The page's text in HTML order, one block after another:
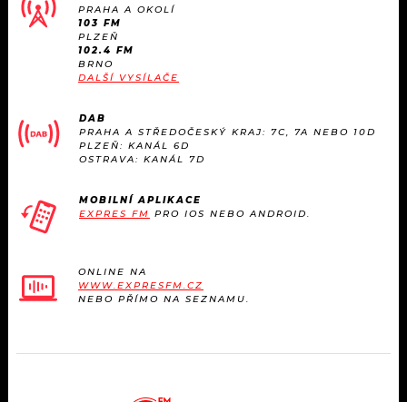
PRAHA A OKOLÍ
103 FM
PLZEŇ
102.4 FM
BRNO
DALŠÍ VYSÍLAČE
DAB
PRAHA A STŘEDOČESKÝ KRAJ: 7C, 7A NEBO 10D
PLZEŇ: KANÁL 6D
OSTRAVA: KANÁL 7D
MOBILNÍ APLIKACE
EXPRES FM PRO IOS NEBO ANDROID.
ONLINE NA
WWW.EXPRESFM.CZ
NEBO PŘÍMO NA SEZNAMU.